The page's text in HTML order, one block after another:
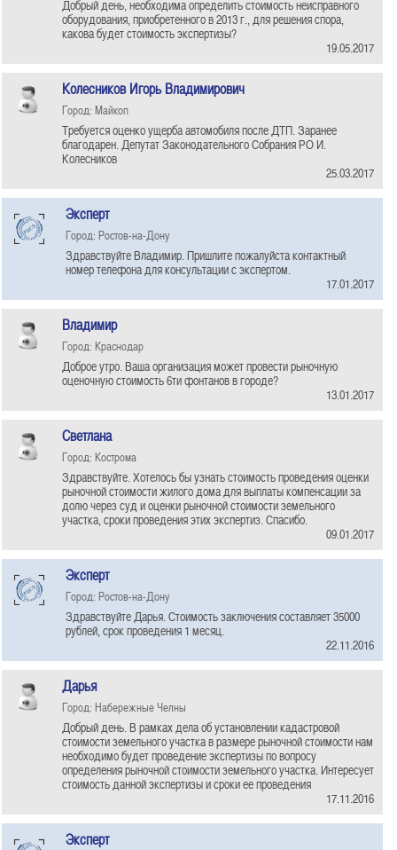
Добрый день, необходима определить стоимость неисправного
оборудования, приобретенного в 2013 г., для решения спора,
какова будет стоимость экспертизы?
19.05.2017
Колесников Игорь Владимирович
Город: Майкоп
Требуется оценко ущерба автомобиля после ДТП. Заранее
благодарен. Депутат Законодательного Собрания РО И.
Колесников
25.03.2017
Эксперт
Город: Ростов-на-Дону
Здравствуйте Владимир. Пришлите пожалуйста контактный
номер телефона для консультации с экспертом.
17.01.2017
Владимир
Город: Краснодар
Доброе утро. Ваша организация может провести рыночную
оценочную стоимость 6ти фонтанов в городе?
13.01.2017
Светлана
Город: Кострома
Здравствуйте. Хотелось бы узнать стоимость проведения оценки
рыночной стоимости жилого дома для выплаты компенсации за
долю через суд и оценки рыночной стоимости земельного
участка, сроки проведения этих экспертиз. Спасибо.
09.01.2017
Эксперт
Город: Ростов-на-Дону
Здравствуйте Дарья. Стоимость заключения составляет 35000
рублей, срок проведения 1 месяц.
22.11.2016
Дарья
Город: Набережные Челны
Добрый день. В рамках дела об установлении кадастровой
стоимости земельного участка в размере рыночной стоимости нам
необходимо будет проведение экспертизы по вопросу
определения рыночной стоимости земельного участка. Интересует
стоимость данной экспертизы и сроки ее проведения
17.11.2016
Эксперт